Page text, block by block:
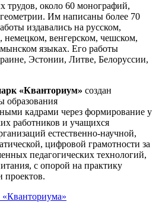
трудов, около 60 монографий,
Им написаны более 70
издавались на русском,
немецком, венгерском, чешском,
языках. Его работы
Эстонии, Литве, Белоруссии,
«Кванториум» создан
образования
кадрами через формирование у
работников и учащихся
естественно-научной,
цифровой грамотности за
педагогических технологий,
с опорой на практику
проектов.
«Кванториума»